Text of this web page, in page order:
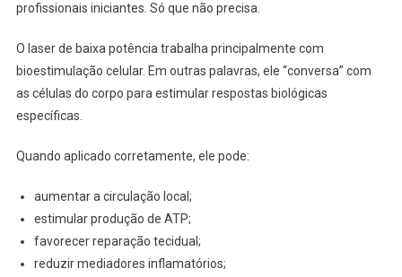
profissionais iniciantes. Só que não precisa.
O laser de baixa potência trabalha principalmente com
bioestimulação celular. Em outras palavras, ele “conversa” com
as células do corpo para estimular respostas biológicas
específicas.
Quando aplicado corretamente, ele pode:
aumentar a circulação local;
estimular produção de ATP;
favorecer reparação tecidual;
reduzir mediadores inflamatórios;